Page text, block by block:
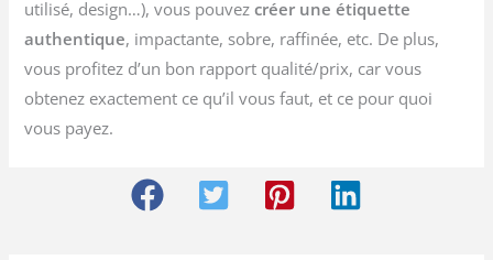
utilisé, design…), vous pouvezcréer une étiquette
authentique, impactante, sobre, raffinée, etc. De plus,
vous profitez d’un bon rapport qualité/prix, car vous
obtenez exactement ce qu’il vous faut, et ce pour quoi
vous payez.